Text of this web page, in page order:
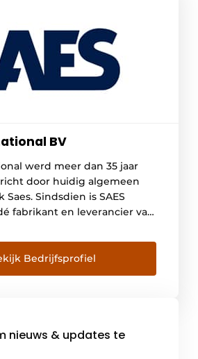
BV
werd meer dan 35 jaar
door huidig algemeen
Sindsdien is SAES
fabrikant en leverancier van
historie in vogelvlucht…
Henk Saes met de productie
voornamelijk
vorkenborden en
waren de eigen,
Bedrijfsprofiel
nieuws & updates te